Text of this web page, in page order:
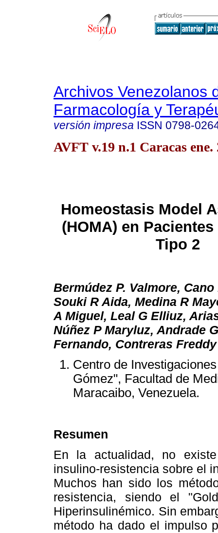
Archivos Venezolanos
Farmacología y
versión impresa ISSN 0798-
AVFT v.19 n.1 Caracas ene.
Homeostasis Model
(HOMA) en
Tipo 2
Bermúdez P. Valmore,
Souki R Aida, Medina R
A Miguel, Leal G Elliuz,
Núñez P Maryluz, Andrade
Fernando, Contreras Freddy
Centro de
Gómez", Facultad de
Maracaibo, Venezuela.
Resumen
En la actualidad, no
insulino-resistencia sobre el
Muchos han sido los
resistencia, siendo el
Hiperinsulinémico. Sin
método ha dado el impulso